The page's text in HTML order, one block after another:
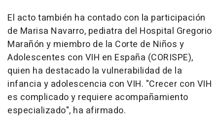
El acto también ha contado con la participación
de Marisa Navarro, pediatra del Hospital Gregorio
Marañón y miembro de la Corte de Niños y
Adolescentes con VIH en España (CORISPE),
quien ha destacado la vulnerabilidad de la
infancia y adolescencia con VIH. "Crecer con VIH
es complicado y requiere acompañamiento
especializado", ha afirmado.